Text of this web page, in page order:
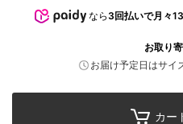
なら 3回払いで月々
お取り
お届け予定日はサイ
カー